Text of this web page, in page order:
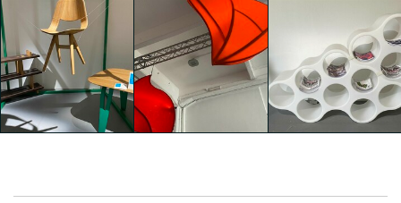
objections
Kaiyuan Liu
objections
Kaiyuan Liu
objections
Kaiyuan Liu